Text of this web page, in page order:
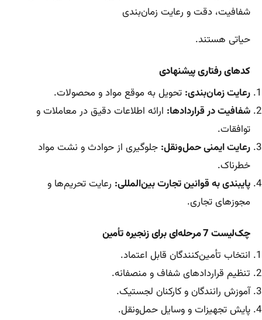
شفافیت، دقت و رعایت زمان‌بندی
حیاتی هستند.
کدهای رفتاری پیشنهادی
رعایت زمان‌بندی: تحویل به موقع مواد و محصولات.
شفافیت در قراردادها: ارائه اطلاعات دقیق در معاملات و
توافقات.
رعایت ایمنی حمل‌ونقل: جلوگیری از حوادث و نشت مواد
خطرناک.
پایبندی به قوانین تجارت بین‌المللی: رعایت تحریم‌ها و
مجوزهای تجاری.
چک‌لیست 7 مرحله‌ای برای زنجیره تأمین
انتخاب تأمین‌کنندگان قابل اعتماد.
تنظیم قراردادهای شفاف و منصفانه.
آموزش رانندگان و کارکنان لجستیک.
پایش تجهیزات و وسایل حمل‌ونقل.